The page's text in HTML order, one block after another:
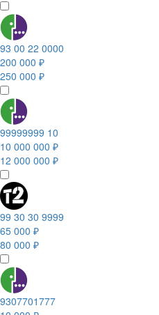
93 00 22 0000
200 000 ₽
250 000 ₽
99999999 10
10 000 000 ₽
12 000 000 ₽
99 30 30 9999
65 000 ₽
80 000 ₽
9307701777